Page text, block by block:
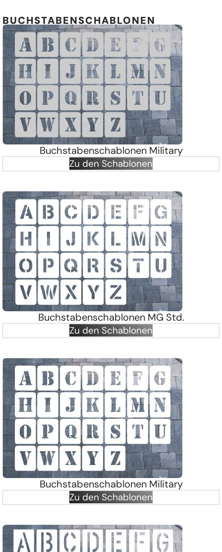
BUCHSTABENSCHABLONEN
Buchstabenschablonen Military
Zu den Schablonen
Buchstabenschablonen MG Std.
Zu den Schablonen
Buchstabenschablonen Military
Zu den Schablonen